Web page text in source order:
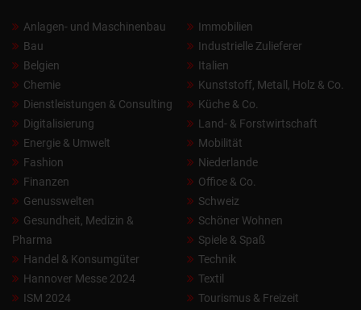
Anlagen- und Maschinenbau
Bau
Belgien
Chemie
Dienstleistungen & Consulting
Digitalisierung
Energie & Umwelt
Fashion
Finanzen
Genusswelten
Gesundheit, Medizin &
Pharma
Handel & Konsumgüter
Hannover Messe 2024
ISM 2024
Immobilien
Industrielle Zulieferer
Italien
Kunststoff, Metall, Holz & Co.
Küche & Co.
Land- & Forstwirtschaft
Mobilität
Niederlande
Office & Co.
Schweiz
Schöner Wohnen
Spiele & Spaß
Technik
Textil
Tourismus & Freizeit